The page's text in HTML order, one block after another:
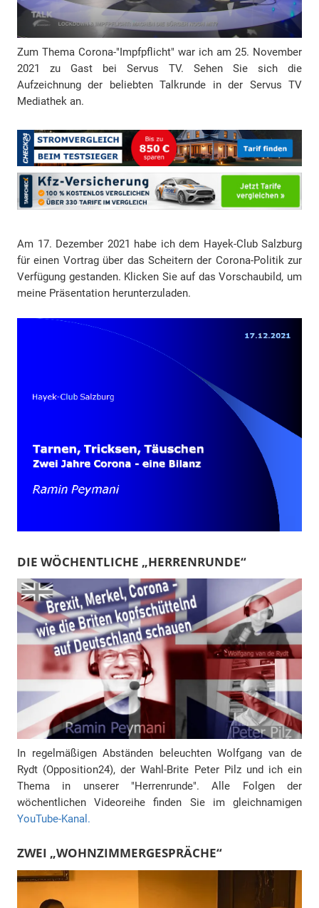
Zum Thema Corona-"Impfpflicht" war ich am 25. November
2021 zu Gast bei Servus TV. Sehen Sie sich die
Aufzeichnung der beliebten Talkrunde in der Servus TV
Mediathek an.
Am 17. Dezember 2021 habe ich dem Hayek-Club Salzburg
für einen Vortrag über das Scheitern der Corona-Politik zur
Verfügung gestanden. Klicken Sie auf das Vorschaubild, um
meine Präsentation herunterzuladen.
DIE WÖCHENTLICHE „HERRENRUNDE“
In regelmäßigen Abständen beleuchten Wolfgang van de
Rydt (Opposition24), der Wahl-Brite Peter Pilz und ich ein
Thema in unserer "Herrenrunde". Alle Folgen der
wöchentlichen Videoreihe finden Sie im gleichnamigen
YouTube-Kanal.
ZWEI „WOHNZIMMERGESPRÄCHE“